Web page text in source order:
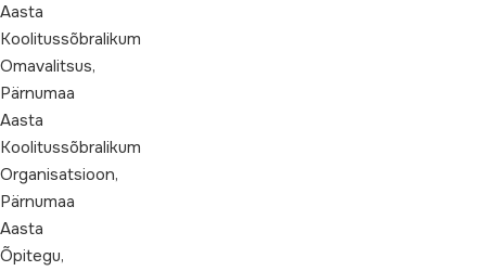
Aasta
Koolitussõbralikum
Omavalitsus,
Pärnumaa
Aasta
Koolitussõbralikum
Organisatsioon,
Pärnumaa
Aasta
Õpitegu,